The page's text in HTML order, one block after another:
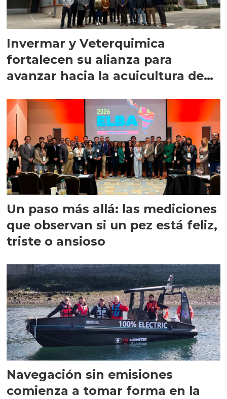
Invermar y Veterquimica
fortalecen su alianza para
avanzar hacia la acuicultura de
Un paso más allá: las mediciones
que observan si un pez está feliz,
triste o ansioso
Navegación sin emisiones
comienza a tomar forma en la